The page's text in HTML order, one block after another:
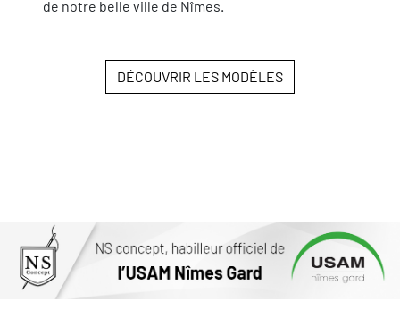
de notre belle ville de Nîmes.
DÉCOUVRIR LES MODÈLES